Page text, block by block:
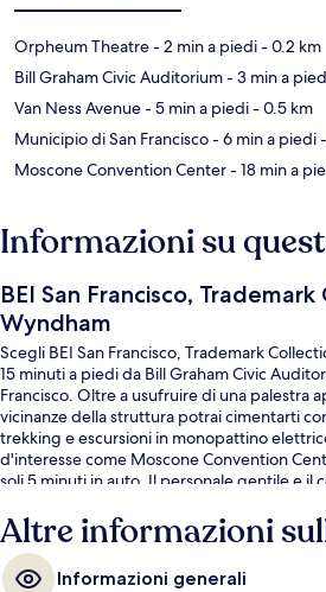
Orpheum Theatre- 2 min a piedi- 0.2 km
Bill Graham Civic Auditorium- 3 min a
Van Ness Avenue- 5 min a piedi- 0.5 km
Municipio di San Francisco- 6 min a piedi
Moscone Convention Center- 18 min a
Informazioni su
BEI San Francisco,
Wyndham
Scegli BEI San Francisco, Trademark
15 minuti a piedi da Bill Graham Civic
Francisco. Oltre a usufruire di una palestra
vicinanze della struttura potrai cimentarti
trekking e escursioni in monopattino
d'interesse come Moscone Convention
soli 5 minuti in auto. Il personale gentile e il
comoda per usare i mezzi pubblici:
e Stazione metro di Market St & Hyde St
Altre informazioni
Informazioni generali